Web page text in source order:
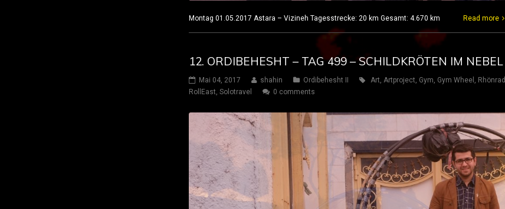
Montag 01.05.2017 Astara – Vizineh Tagesstrecke: 20 km Gesamt: 4.670 km Read more
12. ORDIBEHESHT – TAG 499 – SCHILDKRÖTEN IM NEBEL
Mai 04, 2017 shahin Ordibehesht II Art, Artproject, Gym, Gym Wheel , Rhönrad
RollEast, Solotravel 0 comments